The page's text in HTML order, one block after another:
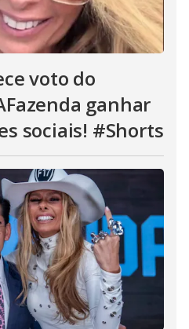
voto do
ganhar
sociais! #Shorts